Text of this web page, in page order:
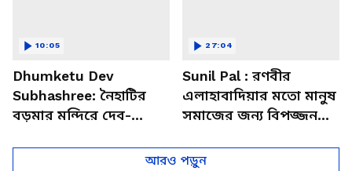
Dhumketu Dev
Subhashree: নৈহাটির
বড়মার মন্দিরে দেব-
10:05
Sunil Pal : রণবীর
এলাহাবাদিয়ার মতো মানুষ
সমাজের জন্য বিপজ্জনক :
27:04
আরও পড়ুন